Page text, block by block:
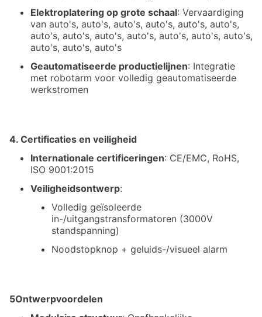
Elektroplatering op grote schaal: Vervaardiging
van auto's, auto's, auto's, auto's, auto's, auto's,
auto's, auto's, auto's, auto's, auto's, auto's, auto's,
auto's, auto's, auto's
Geautomatiseerde productielijnen: Integratie
met robotarm voor volledig geautomatiseerde
werkstromen
4. Certificaties en veiligheid
Internationale certificeringen: CE/EMC, RoHS,
ISO 9001:2015
Veiligheidsontwerp:
Volledig geïsoleerde
in-/uitgangstransformatoren (3000V
standspanning)
Noodstopknop + geluids-/visueel alarm
5Ontwerpvoordelen